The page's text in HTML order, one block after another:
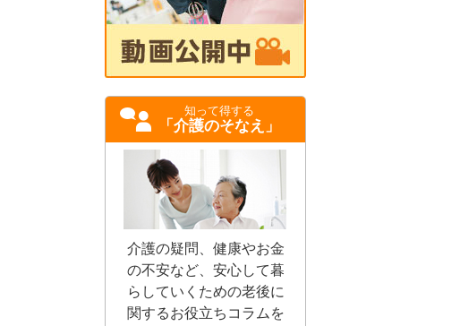
知って得する
「介護のそなえ」
介護の疑問、健康やお金
の不安など、安心して暮
らしていくための老後に
関するお役立ちコラムを